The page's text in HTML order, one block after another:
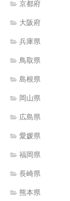
京都府
大阪府
兵庫県
鳥取県
島根県
岡山県
広島県
愛媛県
福岡県
長崎県
熊本県